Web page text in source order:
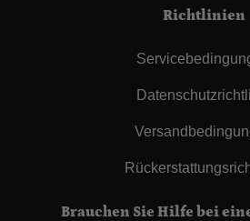
Richtlinien
Brauchen Sie Hilfe bei